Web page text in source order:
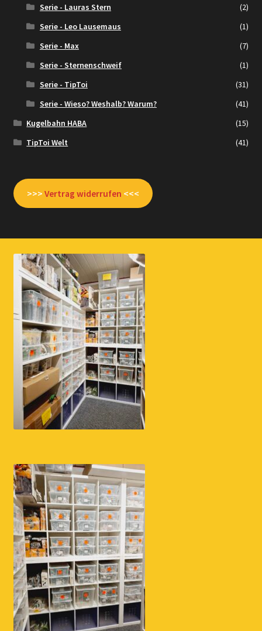
Serie - Lauras Stern
(2)
Serie - Leo Lausemaus
(1)
Serie - Max
(7)
Serie - Sternenschweif
(1)
Serie - TipToi
(31)
Serie - Wieso? Weshalb? Warum?
(41)
Kugelbahn HABA
(15)
TipToi Welt
(41)
>>> Vertrag widerrufen <<<